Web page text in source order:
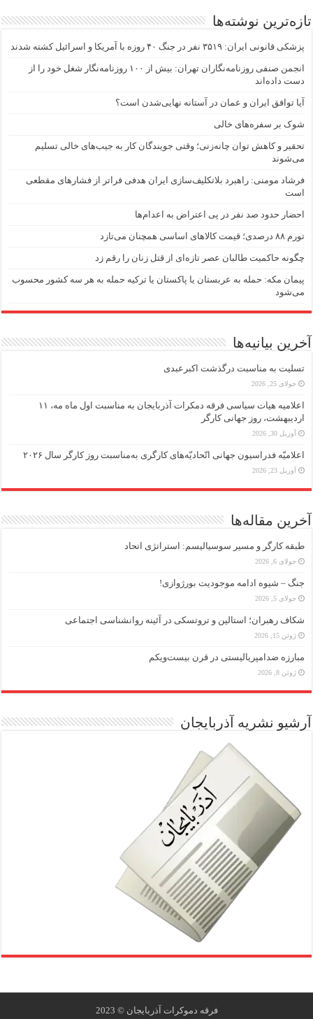
تازه‌ترین نوشته‌ها
پزشکی قانونی ایران: ۳۵۱۹ نفر در جنگ ۴۰ روزه با آمریکا و اسرائیل کشته شدند
انجمن صنفی روزنامه‌نگاران تهران: بیش از ۱۰۰ روزنامه‌نگار شغل خود را از
دست داده‌اند
آیا توافق ایران و عمان در آستانه نهایی‌شدن است؟
شوک بر سفره‌های خالی
تحقیر و کاهش توان چانه‌زنی؛ وقتی جویندگان کار به جیب‌‌های خالی تسلیم
می‌شوند
فرشاد مومنی: راهبرد بلاتکلیف‌سازی ایران هدفی فراتر از فشارهای مقطعی
است
احضار حدود صد نفر در پی اعتراض به اعدام‌ها
تورم ۸۸ درصدی؛ قیمت کالاهای اساسی همچنان می‌تازد
چگونه حاکمیت طالبان عصر تازه‌ای از قتل زنان را رقم زد
پیمان مکه: حمله به عربستان یا پاکستان یا ترکیه حمله به هر سه کشور محسوب
می‌شود
آخرین بیانیه‌ها
تسلیت به مناسبت درگذشت اکبرعبدی
جولای 25, 2026
اعلامیه هیات سیاسی فرقه دمکرات آذربایجان به مناسبت اول ماه مه، ۱۱
اردیبهشت، روز جهانی کارگر
آوریل 30, 2026
اعلامیّه فدراسیون جهانی اتّحادیّه‌های کارگری به‌مناسبت روز کارگر سال ۲۰۲۶
آوریل 23, 2026
آخرین مقاله‌ها
طبقه کارگر و مسیر سوسیالیسم: استراتژی اتحاد
جولای 6, 2026
جنگ – شیوه ادامه موجودیت بورژوازی!
جولای 5, 2026
شکاف رهبران؛ استالین و تروتسکی در آئینه روانشناسی اجتماعی
ژوئن 15, 2026
مبارزه ضد‌امپریالیستی در قرن بیست‌ویکم
ژوئن 8, 2026
آرشیو نشریه آذربایجان
فرقه دموکرات ‫آذربایجان‬ © 2023